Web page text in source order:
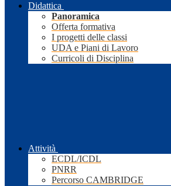
Didattica
Panoramica
Offerta formativa
I progetti delle classi
UDA e Piani di Lavoro
Curricoli di Disciplina
Attività
ECDL/ICDL
PNRR
Percorso CAMBRIDGE